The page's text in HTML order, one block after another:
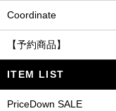
Coordinate
【予約商品】
ITEM LIST
PriceDown SALE